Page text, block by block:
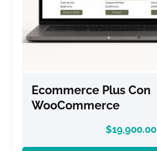
Ecommerce Plus Con
WooCommerce
$19,900.00